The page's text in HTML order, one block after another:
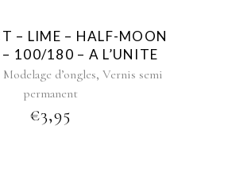
– LIME – HALF-MOON
100/180 – A L’UNITE
Modelage d’ongles, Vernis semi
permanent
€3,95